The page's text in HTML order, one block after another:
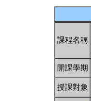
課程名稱
開課學期
授課對象